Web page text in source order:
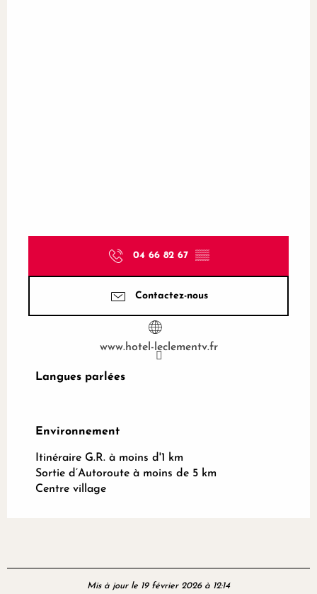
04 66 82 67 ▒▒
Contactez-nous
www.hotel-leclementv.fr
Langues parlées
Langues parlées
Environnement
Environnement
Itinéraire G.R. à moins d'1 km
Sortie d’Autoroute à moins de 5 km
Centre village
Mis à jour le 19 février 2026 à 12:14